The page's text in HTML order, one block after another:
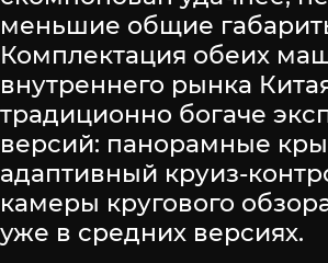
меньшие общие
Комплектация обеих
внутреннего рынка
традиционно богаче
версий: панорамные
адаптивный круиз-
камеры кругового
уже в средних версиях.